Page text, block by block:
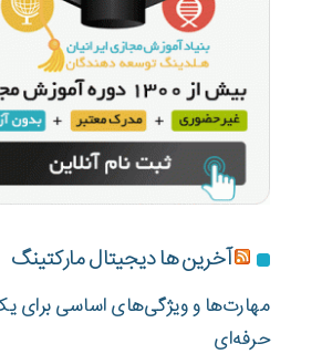
آخرین ها دیجیتال مارکتینگ
مهارت‌ها و ویژگی‌های اساسی برای
حرفه‌ای